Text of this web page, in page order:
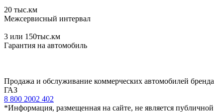
20 тыс.км
Межсервисный интервал
3 или 150тыс.км
Гарантия на автомобиль
Продажа и обслуживание коммерческих автомобилей бренда
ГАЗ
8 800 2002 402
*Информация, размещенная на сайте, не является публичной